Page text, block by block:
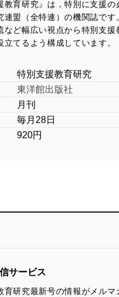
教育研究』は，特別に支援
連盟（全特連）の機関誌で
など幅広い視点から特別支
立てるよう構成しています。
特別支援教育研究
東洋館出版社
月刊
毎月28日
920円
サービス
育研究最新号の情報がメル